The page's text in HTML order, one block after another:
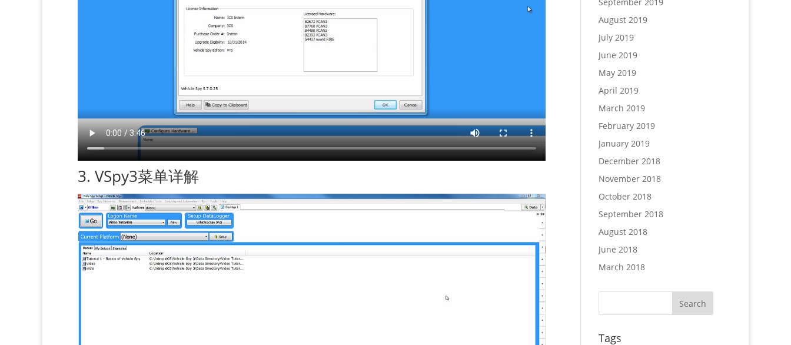
3. VSpy3菜单详解
August 2019
July 2019
June 2019
May 2019
April 2019
March 2019
February 2019
January 2019
December 2018
November 2018
October 2018
September 2018
August 2018
June 2018
March 2018
Tags